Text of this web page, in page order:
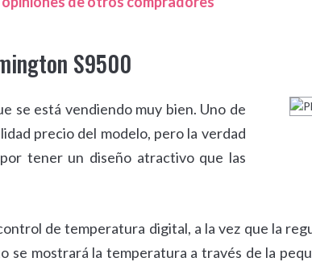
S9500
se está vendiendo muy bien. Uno de
precio del modelo, pero la verdad
tener un diseño atractivo que las
de temperatura digital, a la vez que la
se mostrará la temperatura a través de la